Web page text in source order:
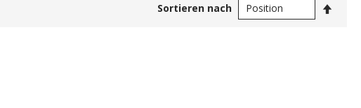
Sortieren nach